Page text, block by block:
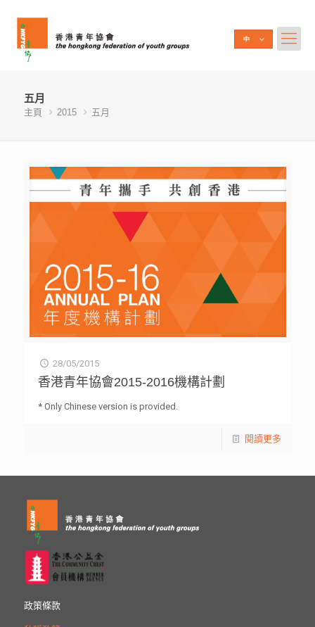
五月
主頁 2015 五月
28/05/2015
香港青年協會2015-2016機構計劃
* Only Chinese version is provided.
閱讀更多
政策條款